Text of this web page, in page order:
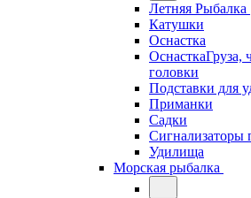
Летняя Рыбалка
Катушки
Оснастка
ОснасткаГруза,
головки
Подставки для
Приманки
Садки
Сигнализаторы
Удилища
Морская рыбалка